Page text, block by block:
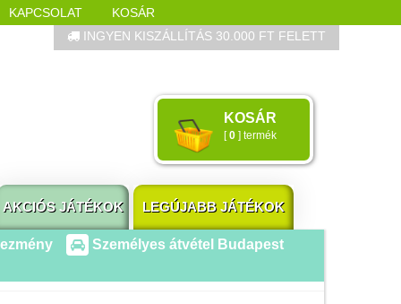
KAPCSOLAT
KOSÁR
INGYEN KISZÁLLÍTÁS 30.000 FT FELETT
KOSÁR
[0 ] termék
AKCIÓS JÁTÉKOK LEGÚJABB JÁTÉKOK
Személyes átvétel Budapest
Összes játék
Játékok életkor szerint
Legújabb Djeco játékok
AKTÍV szabadidő
Ajándék táska
Divat karóra